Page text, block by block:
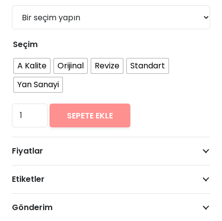
Seçim
A Kalite
Orijinal Revize
Standart
Yan Sanayi
Samsung
Galaxy
A40
Arıza
Onarımı
Fiyatları
adet
SEPETE EKLE
Fiyatlar
Etiketler
Gönderim